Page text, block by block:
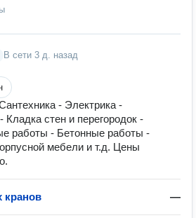
В сети 3 д. назад
- Электрика -
стен и перегородок -
работы - Бетонные работы -
мебели и т.д. Цены
кранов —